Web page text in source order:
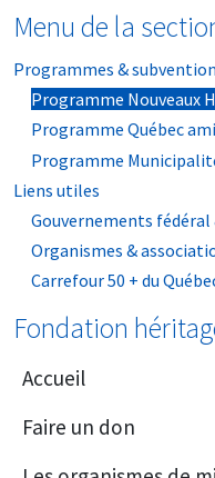
Menu de la
Programmes &
Programme Nouveaux
Programme Québec
Programme
Liens utiles
Gouvernements
Organismes &
Carrefour 50 + du
Fondation
Accueil
Faire un don